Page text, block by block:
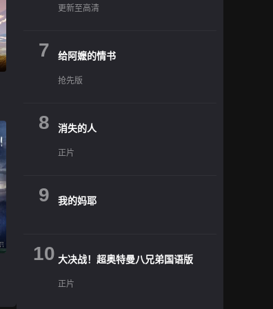
更新至高清
7 给阿嬷的情书
抢先版
8 消失的人
正片
9 我的妈耶
10 大决战！超奥特曼八兄弟国语版
正片